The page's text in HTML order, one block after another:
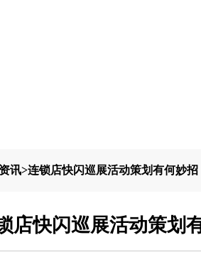
讯>连锁店快闪巡展活动策划有何妙招
店快闪巡展活动策划